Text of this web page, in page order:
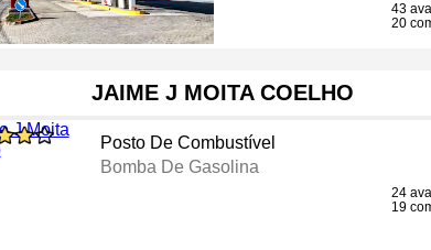
43
20
JAIME J MOITA COELHO
Posto De Combustível
Bomba De Gasolina
24
19